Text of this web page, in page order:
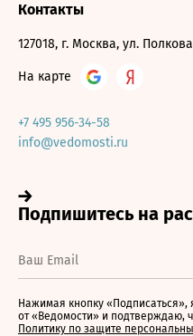
Контакты
127018, г. Москва, ул.
На карте
+7 495 956-34-58
info@vedomosti.ru
Нажимая кнопку «Подписаться»,
от «Ведомости» и подтверждаю,
Политику по защите